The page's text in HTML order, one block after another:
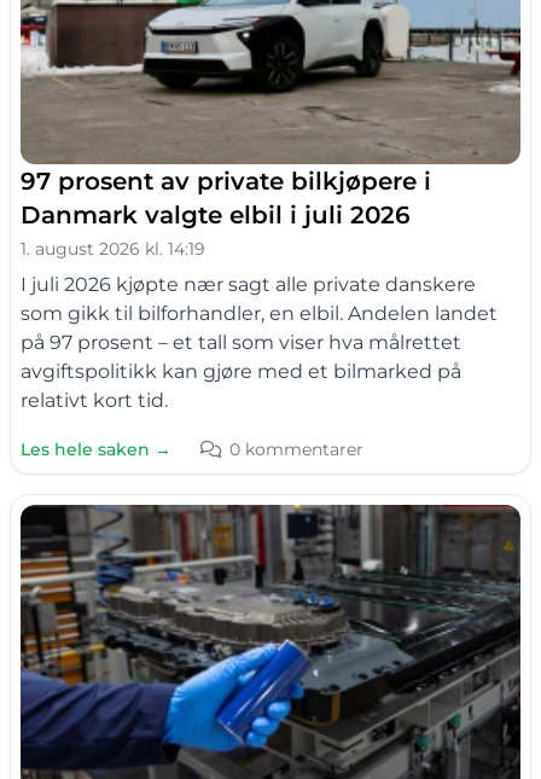
97 prosent av private bilkjøpere i
Danmark valgte elbil i juli 2026
1. august 2026 kl. 14:19
I juli 2026 kjøpte nær sagt alle private danskere
som gikk til bilforhandler, en elbil. Andelen landet
på 97 prosent – et tall som viser hva målrettet
avgiftspolitikk kan gjøre med et bilmarked på
relativt kort tid.
Les hele saken → 0 kommentarer